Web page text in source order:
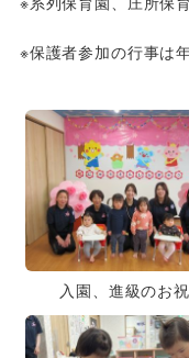
※保護者参加の行事は
入園、進級のお